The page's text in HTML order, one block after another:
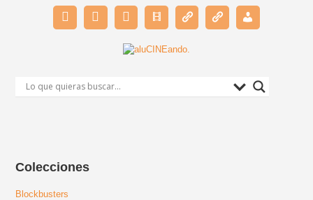
Colecciones
Blockbusters